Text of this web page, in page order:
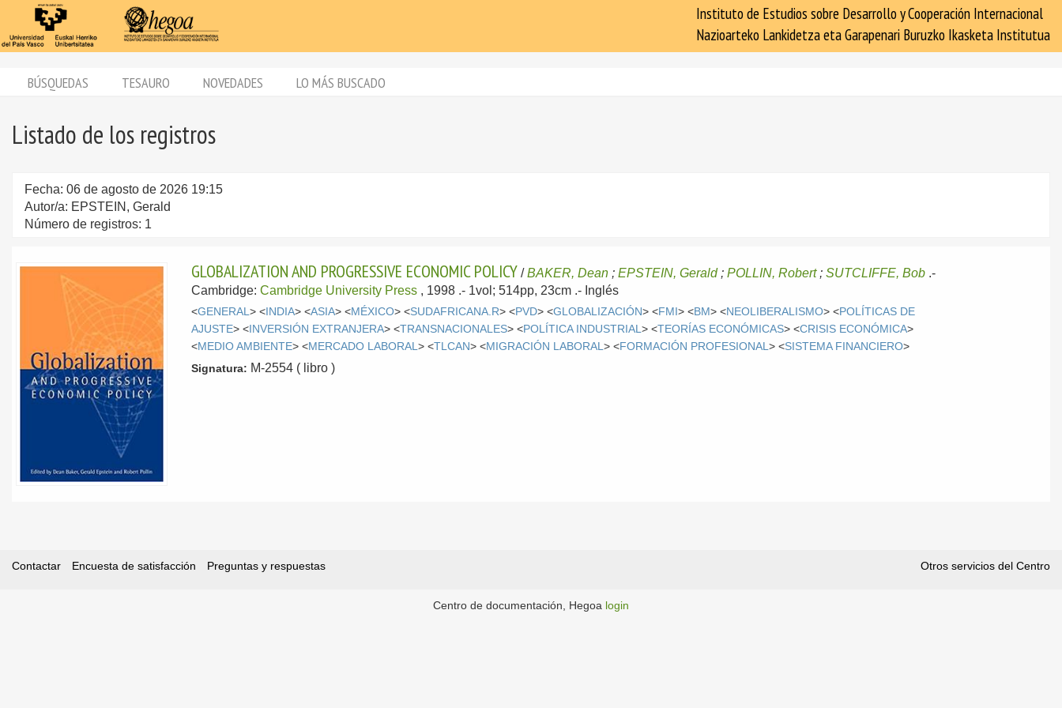
Instituto de Estudios sobre Desarrollo y Cooperación Internacional
Nazioarteko Lankidetza eta Garapenari Buruzko Ikasketa Institutua
BÚSQUEDAS TESAURO NOVEDADES LO MÁS BUSCADO
Listado de los registros
Fecha: 06 de agosto de 2026 19:15
Autor/a: EPSTEIN, Gerald
Número de registros: 1
GLOBALIZATION AND PROGRESSIVE ECONOMIC POLICY /BAKER, Dean ;EPSTEIN, Gerald;POLLIN, Robert;SUTCLIFFE, Bob .-
Cambridge:Cambridge University Press , 1998 .- 1vol; 514pp, 23cm .- Inglés
<GENERAL> <INDIA> <ASIA> <MÉXICO> <SUDAFRICANA.R> <PVD> <GLOBALIZACIÓN> <FMI> <BM> <NEOLIBERALISMO> <POLÍTICAS DE
AJUSTE> <INVERSIÓN EXTRANJERA> <TRANSNACIONALES> <POLÍTICA INDUSTRIAL> <TEORÍAS ECONÓMICAS> <CRISIS ECONÓMICA>
<MEDIO AMBIENTE> <MERCADO LABORAL> <TLCAN> <MIGRACIÓN LABORAL> <FORMACIÓN PROFESIONAL> <SISTEMA FINANCIERO>
Signatura: M-2554 ( libro )
Contactar Encuesta de satisfacción Preguntas y respuestas Otros servicios del Centro
Centro de documentación, Hegoa login